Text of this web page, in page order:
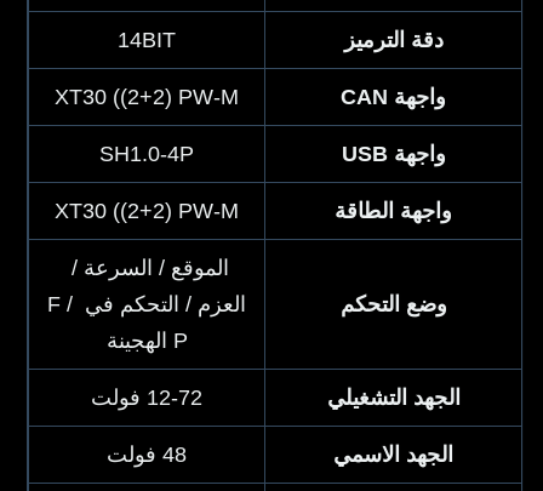
دقة الترميز 14BIT
واجهة CAN XT30 ((2+2) PW-M
واجهة USB SH1.0-4P
واجهة الطاقة XT30 ((2+2) PW-M
وضع التحكم
الموقع / السرعة /
العزم / التحكم في F /
الجهد التشغيلي 12-72 فولت
الجهد الاسمي